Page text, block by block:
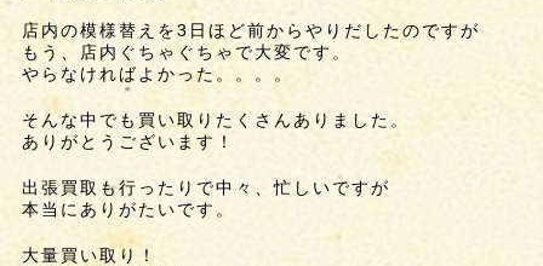
店内の模様替えを3日ほど前からやりだしたのですが
もう、店内ぐちゃぐちゃで大変です。
やらなければよかった。。。。
そんな中でも買い取りたくさんありました。
ありがとうございます！
出張買取も行ったりで中々、忙しいですが
本当にありがたいです。
大量買い取り！